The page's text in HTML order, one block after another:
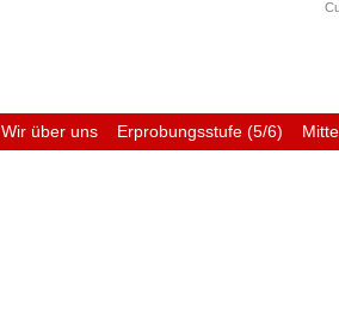
Wir über uns Erprobungsstufe (5/6)